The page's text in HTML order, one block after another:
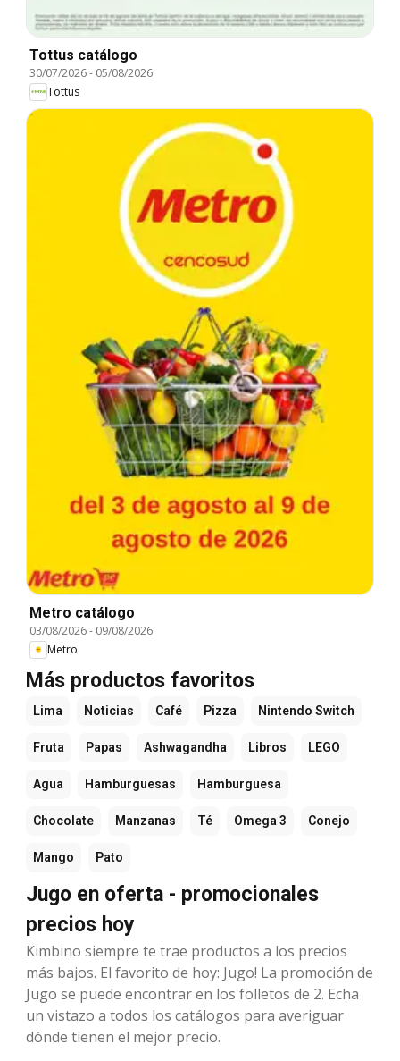
Tottus catálogo
30/07/2026- 05/08/2026
Tottus
Metro catálogo
03/08/2026- 09/08/2026
Metro
Más productos favoritos
Lima Noticias Café Pizza Nintendo Switch
Fruta Papas Ashwagandha Libros LEGO
Agua Hamburguesas Hamburguesa
Chocolate Manzanas Té Omega 3 Conejo
Mango Pato
Jugo en oferta - promocionales
precios hoy
Kimbino siempre te trae productos a los precios
más bajos. El favorito de hoy: Jugo! La promoción de
Jugo se puede encontrar en los folletos de 2. Echa
un vistazo a todos los catálogos para averiguar
dónde tienen el mejor precio.